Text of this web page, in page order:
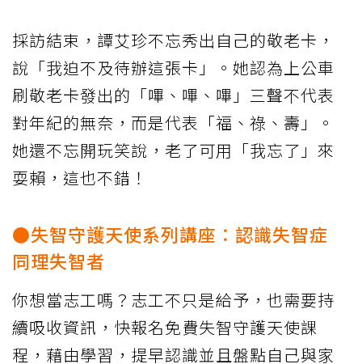
採訪結束，譚艾珍不忘秀出自己的敬老卡，
說「我迫不及待辦這張卡」。她認為上公車
刷敬老卡發出的「嗶、嗶、嗶」三聲不代表
對年紀的無奈，而是代表「福、祿、壽」。
她還不忘開玩笑說，老了可用「我忘了」來
耍賴，這也不錯！
●失智守護天使系列講座：認識失智症
同理失智者
你想當志工嗎？志工不只是給予，也需要持
續吸收資訊，快報名免費失智守護天使課
程，藉由學習，提早認識並且盤點自己與家